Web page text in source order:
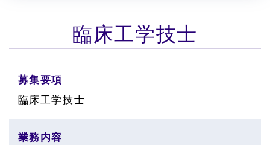
臨床工学技士
募集要項
臨床工学技士
業務内容